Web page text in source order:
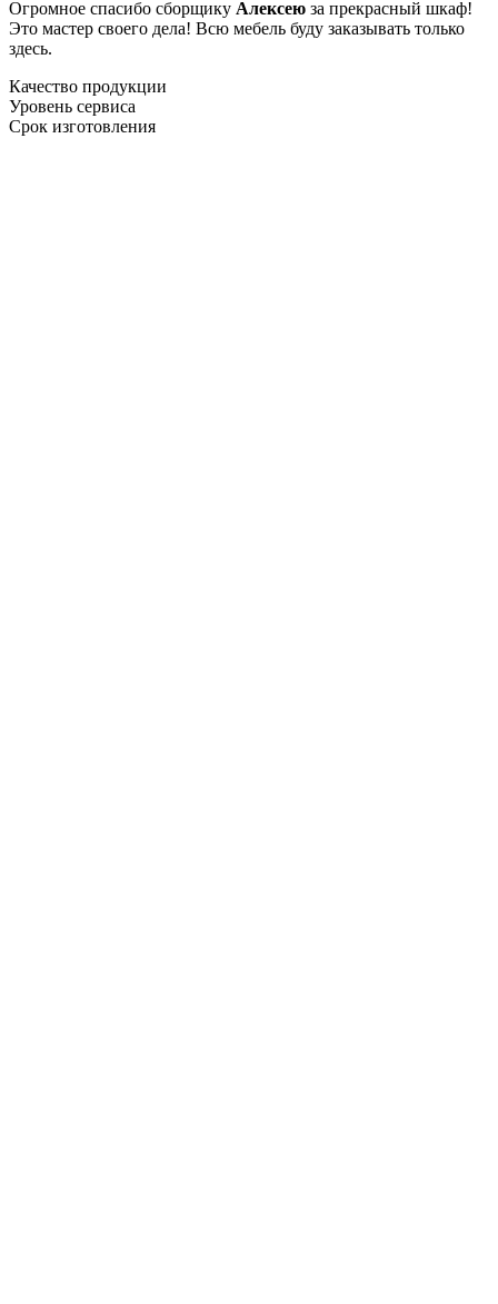
Огромное спасибо сборщику Алексею за прекрасный шкаф!
Это мастер своего дела! Всю мебель буду заказывать только
здесь.
Качество продукции
Уровень сервиса
Срок изготовления